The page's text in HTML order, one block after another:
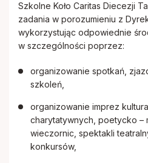
Szkolne Koło Caritas Diecezji
zadania w porozumieniu z
wykorzystując odpowiednie
w szczególności poprzez:
organizowanie spotkań,
szkoleń,
organizowanie imprez
charytatywnych, poetycko –
wieczornic, spektakli
konkursów,